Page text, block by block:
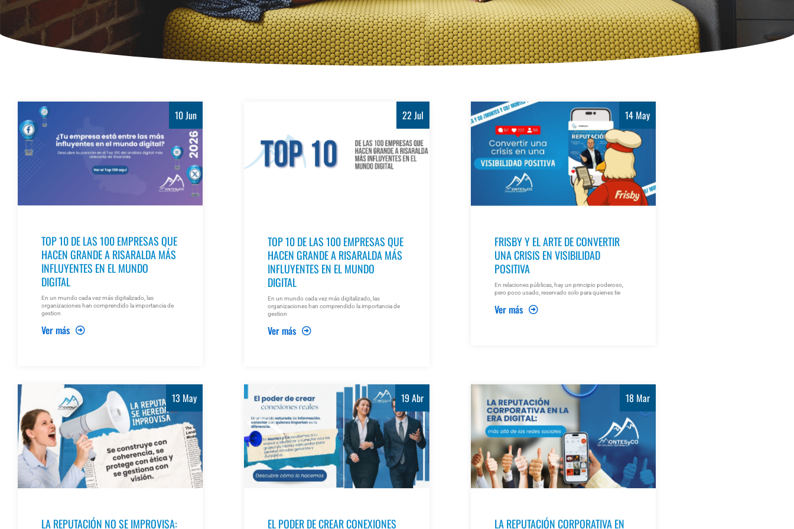
10 Jun
TOP 10 DE LAS 100 EMPRESAS QUE
HACEN GRANDE A RISARALDA MÁS
INFLUYENTES EN EL MUNDO
DIGITAL
En un mundo cada vez más digitalizado, las
organizaciones han comprendido la importancia de
gestion
Ver más
22 Jul
TOP 10 DE LAS 100 EMPRESAS QUE
HACEN GRANDE A RISARALDA MÁS
INFLUYENTES EN EL MUNDO
DIGITAL
En un mundo cada vez más digitalizado, las
organizaciones han comprendido la importancia de
gestion
Ver más
14 May
FRISBY Y EL ARTE DE CONVERTIR
UNA CRISIS EN VISIBILIDAD
POSITIVA
En relaciones públicas, hay un principio poderoso,
pero poco usado, reservado solo para quienes tie
Ver más
13 May
LA REPUTACIÓN NO SE IMPROVISA:
19 Abr
EL PODER DE CREAR CONEXIONES
18 Mar
LA REPUTACIÓN CORPORATIVA EN